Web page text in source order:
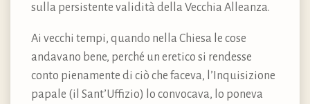
sulla persistente validità della Vecchia Alleanza.
Ai vecchi tempi, quando nella Chiesa le cose
andavano bene, perché un eretico si rendesse
conto pienamente di ciò che faceva, l’Inquisizione
papale (il Sant’Uffizio) lo convocava, lo poneva